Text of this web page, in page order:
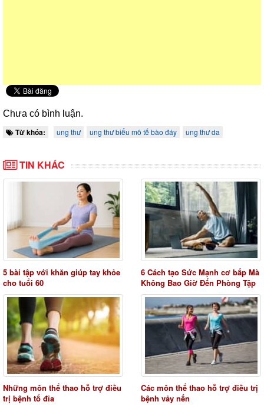
Chưa có bình luận.
Từ khóa: ung thư ung thư biểu mô tế bào đáy ung thư da
TIN KHÁC
5 bài tập với khăn giúp tay khỏe
cho tuổi 60
6 Cách tạo Sức Mạnh cơ bắp Mà
Không Bao Giờ Đến Phòng Tập
Những môn thể thao hỗ trợ điều
trị bệnh tổ đỉa
Các môn thể thao hỗ trợ điều trị
bệnh vảy nến